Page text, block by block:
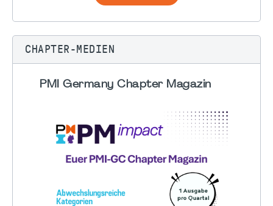
CHAPTER-MEDIEN
PMI Germany Chapter Magazin